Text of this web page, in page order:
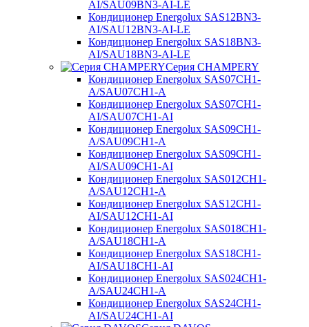
AI/SAU09BN3-AI-LE
Кондиционер Energolux SAS12BN3-
AI/SAU12BN3-AI-LE
Кондиционер Energolux SAS18BN3-
AI/SAU18BN3-AI-LE
Серия CHAMPERY
Кондиционер Energolux SAS07CH1-
A/SAU07CH1-A
Кондиционер Energolux SAS07CH1-
AI/SAU07CH1-AI
Кондиционер Energolux SAS09CH1-
A/SAU09CH1-A
Кондиционер Energolux SAS09CH1-
AI/SAU09CH1-AI
Кондиционер Energolux SAS012CH1-
A/SAU12CH1-A
Кондиционер Energolux SAS12CH1-
AI/SAU12CH1-AI
Кондиционер Energolux SAS018CH1-
A/SAU18CH1-A
Кондиционер Energolux SAS18CH1-
AI/SAU18CH1-AI
Кондиционер Energolux SAS024CH1-
A/SAU24CH1-A
Кондиционер Energolux SAS24CH1-
AI/SAU24CH1-AI